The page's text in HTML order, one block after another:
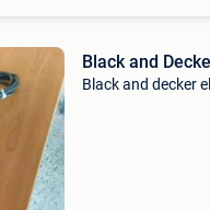
Black and
Black and decker